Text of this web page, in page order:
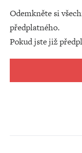
Odemkněte si
předplatného.
Pokud jste již